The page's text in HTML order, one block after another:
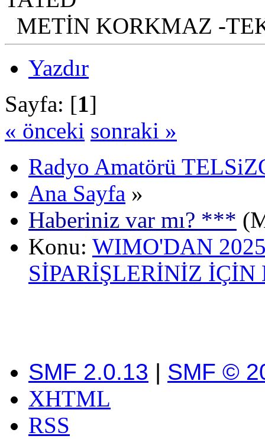
METİN KORKMAZ -
Yazdır
Sayfa: [1]
« önceki sonraki »
Radyo Amatörü
Ana Sayfa »
Haberiniz var mı? ***
Konu: WIMO'DAN
SİPARİŞLERİNİZ İÇİN
SMF 2.0.13 | SMF ©
XHTML
RSS